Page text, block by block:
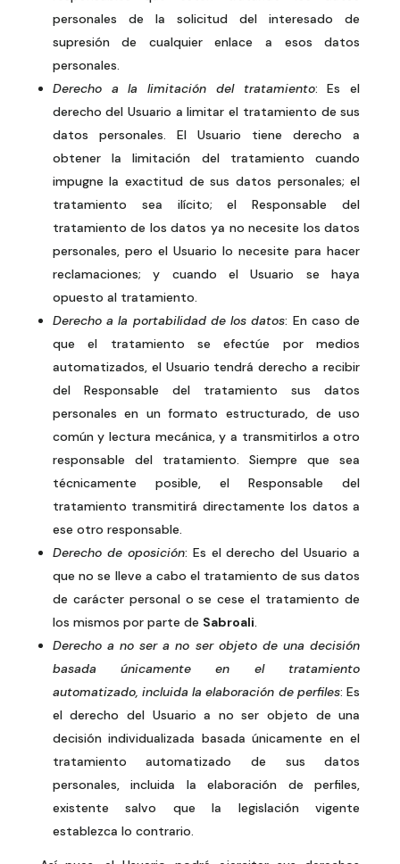
personales de la solicitud del interesado de
supresión de cualquier enlace a esos datos
personales.
Derecho a la limitación del tratamiento: Es el
derecho del Usuario a limitar el tratamiento de sus
datos personales. El Usuario tiene derecho a
obtener la limitación del tratamiento cuando
impugne la exactitud de sus datos personales; el
tratamiento sea ilícito; el Responsable del
tratamiento de los datos ya no necesite los datos
personales, pero el Usuario lo necesite para hacer
reclamaciones; y cuando el Usuario se haya
opuesto al tratamiento.
Derecho a la portabilidad de los datos: En caso de
que el tratamiento se efectúe por medios
automatizados, el Usuario tendrá derecho a recibir
del Responsable del tratamiento sus datos
personales en un formato estructurado, de uso
común y lectura mecánica, y a transmitirlos a otro
responsable del tratamiento. Siempre que sea
técnicamente posible, el Responsable del
tratamiento transmitirá directamente los datos a
ese otro responsable.
Derecho de oposición: Es el derecho del Usuario a
que no se lleve a cabo el tratamiento de sus datos
de carácter personal o se cese el tratamiento de
los mismos por parte de Sabroali.
Derecho a no ser a no ser objeto de una decisión
basada únicamente en el tratamiento
automatizado, incluida la elaboración de perfiles: Es
el derecho del Usuario a no ser objeto de una
decisión individualizada basada únicamente en el
tratamiento automatizado de sus datos
personales, incluida la elaboración de perfiles,
existente salvo que la legislación vigente
establezca lo contrario.